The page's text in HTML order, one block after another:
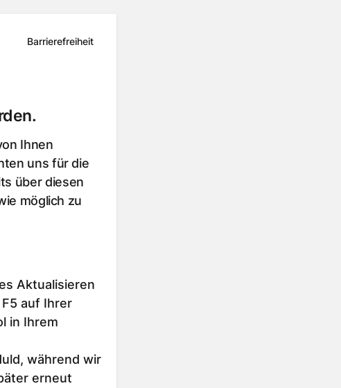
Barrierefreiheit
Ihnen
uns für die
über diesen
möglich zu
Aktualisieren
auf Ihrer
in Ihrem
während wir
erneut